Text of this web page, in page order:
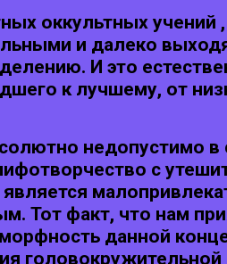
оккультных учений ,
и далеко
И это
к лучшему, от
недопустимо в
с
Тот факт, что нам
данной